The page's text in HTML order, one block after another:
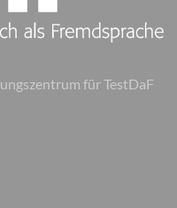
für TestDaF